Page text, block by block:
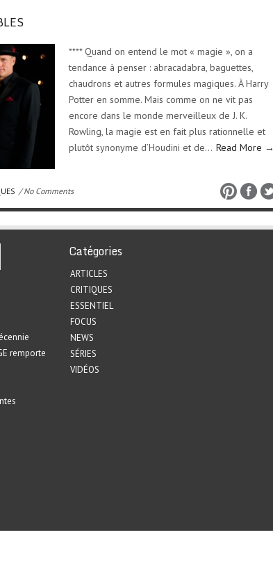
**** Quand on entend le mot « magie », on a
tendance à penser : abracadabra, baguettes,
chaudrons et autres formules magiques. À Harry
Potter en somme. Mais comme on ne vit pas
encore dans le monde merveilleux de J. K.
Rowling, la magie est en fait plus rationnelle et
plutôt synonyme d’Houdini et de… Read More →
/ No Comments
remporte
Catégories
ARTICLES
CRITIQUES
ESSENTIEL
FOCUS
NEWS
SÉRIES
VIDÉOS